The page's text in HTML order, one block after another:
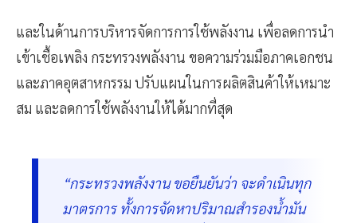
และในด้านการบริหารจัดการการใช้พลังงาน เพื่อลดการนำ
เข้าเชื้อเพลิง กระทรวงพลังงาน ขอความร่วมมือภาคเอกชน
และภาคอุตสาหกรรม ปรับแผนในการผลิตสินค้าให้เหมาะ
สม และลดการใช้พลังงานให้ได้มากที่สุด
“กระทรวงพลังงาน ขอยืนยันว่า จะดำเนินทุก
มาตรการ ทั้งการจัดหาปริมาณสำรองน้ำมัน